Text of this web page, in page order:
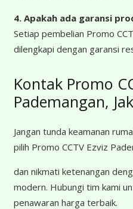
4. Apakah ada garansi
Setiap pembelian Promo
dilengkapi dengan garansi
Kontak Promo
Pademangan,
Jangan tunda keamanan
pilih Promo CCTV Ezviz
dan nikmati ketenangan
modern. Hubungi tim kami
penawaran harga terbaik.